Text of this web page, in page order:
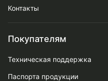
Контакты
Покупателям
Техническая поддержка
Паспорта продукции